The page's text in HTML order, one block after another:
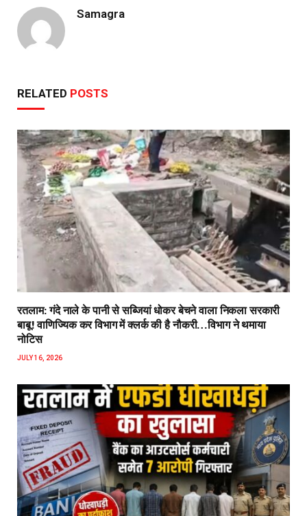
Samagra
RELATED POSTS
रतलाम: गंदे नाले के पानी से सब्जियां धोकर बेचने वाला निकला सरकारी
बाबू! वाणिज्यिक कर विभाग में क्लर्क की है नौकरी…विभाग ने थमाया
नोटिस
JULY 16, 2026